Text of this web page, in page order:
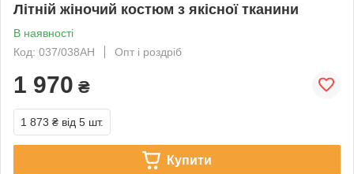
Літній жіночий костюм з якісної тканини
В наявності
Код: 037/038АН
Опт і роздріб
1 970 ₴
1 873 ₴ від 5 шт.
Купити